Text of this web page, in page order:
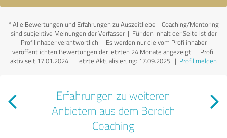
*Alle Bewertungen und Erfahrungen zu Auszeitliebe - Coaching/Mentoring
sind subjektive Meinungen der Verfasser | Für den Inhalt der Seite ist der
Profilinhaber verantwortlich | Es werden nur die vom Profilinhaber
veröffentlichten Bewertungen der letzten 24 Monate angezeigt | Profil
aktiv seit 17.01.2024 | Letzte Aktualisierung: 17.09.2025 | Profil melden
Erfahrungen zu weiteren
Anbietern aus dem Bereich
Coaching